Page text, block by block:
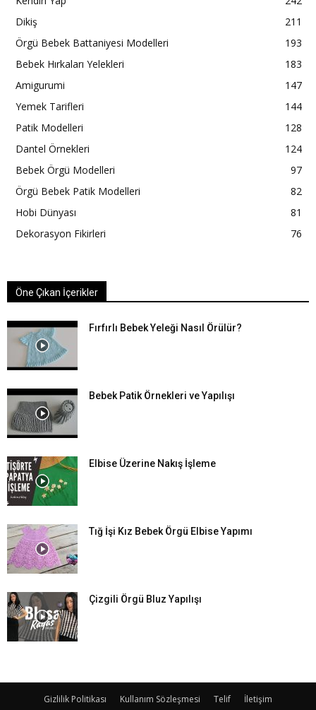
Dikiş
211
Örgü Bebek Battaniyesi Modelleri
193
Bebek Hırkaları Yelekleri
183
Amigurumi
147
Yemek Tarifleri
144
Patik Modelleri
128
Dantel Örnekleri
124
Bebek Örgü Modelleri
97
Örgü Bebek Patik Modelleri
82
Hobi Dünyası
81
Dekorasyon Fikirleri
76
Öne Çıkan İçerikler
Fırfırlı Bebek Yeleği Nasıl Örülür?
Bebek Patik Örnekleri ve Yapılışı
Elbise Üzerine Nakış İşleme
Tığ İşi Kız Bebek Örgü Elbise Yapımı
Çizgili Örgü Bluz Yapılışı
Gizlilik Politikası Kullanım Sözleşmesi Telif İletişim